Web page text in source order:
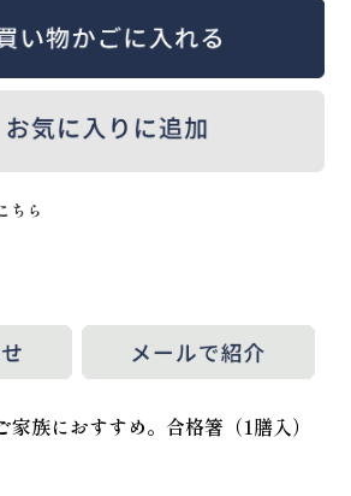
ちら
族におすすめ。合格箸（1膳入）